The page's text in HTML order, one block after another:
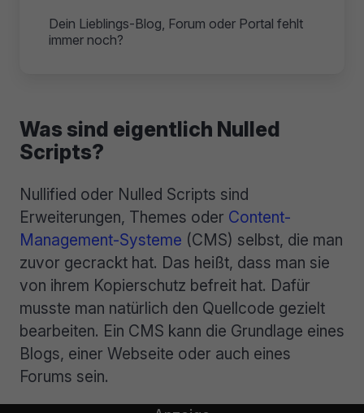
Dein Lieblings-Blog, Forum oder Portal fehlt
immer noch?
Was sind eigentlich Nulled
Scripts?
Nullified oder Nulled Scripts sind
Erweiterungen, Themes oder Content-
Management-Systeme (CMS) selbst, die man
zuvor gecrackt hat. Das heißt, dass man sie
von ihrem Kopierschutz befreit hat. Dafür
musste man natürlich den Quellcode gezielt
bearbeiten. Ein CMS kann die Grundlage eines
Blogs, einer Webseite oder auch eines
Forums sein.